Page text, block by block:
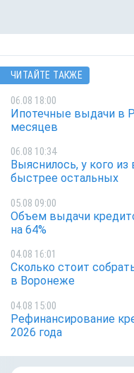
ЧИТАЙТЕ ТАКЖЕ
06.08 18:00
Ипотечные выдачи в
месяцев
06.08 10:34
Выяснилось, у кого
быстрее остальных
05.08 09:00
Объем выдачи
на 64%
04.08 16:01
Сколько стоит
в Воронеже
04.08 15:00
Рефинансирование
2026 года